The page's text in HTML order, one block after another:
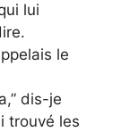
lui
le
dis-je
trouvé les